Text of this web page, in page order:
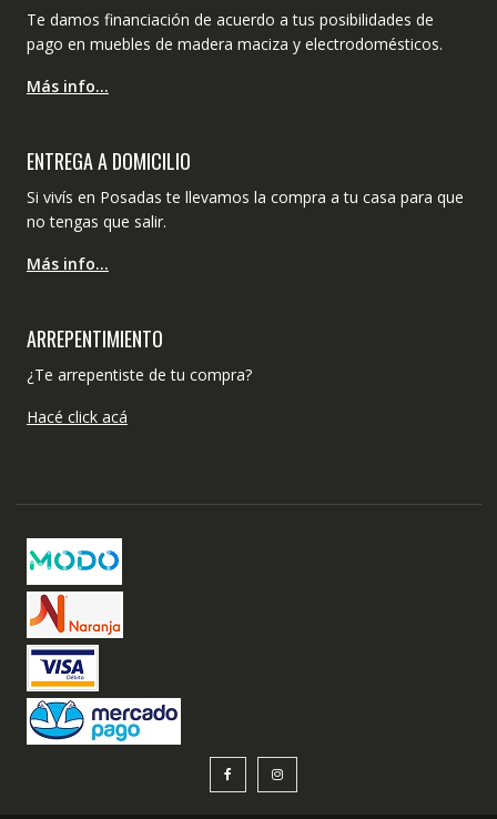
Te damos financiación de acuerdo a tus posibilidades de
pago en muebles de madera maciza y electrodomésticos.
Más info…
ENTREGA A DOMICILIO
Si vivís en Posadas te llevamos la compra a tu casa para que
no tengas que salir.
Más info…
ARREPENTIMIENTO
¿Te arrepentiste de tu compra?
Hacé click acá